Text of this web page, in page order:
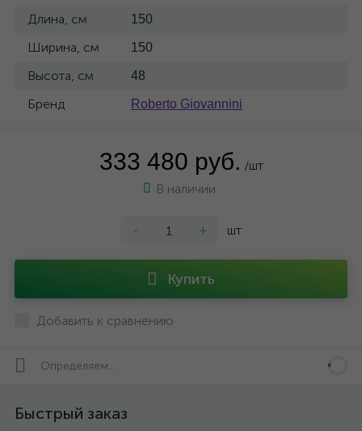
Длина, см 150
Ширина, см 150
Высота, см 48
Бренд Roberto Giovannini
333 480 руб. /шт
В наличии
- + шт
Купить
Добавить к сравнению
Определяем...
Быстрый заказ